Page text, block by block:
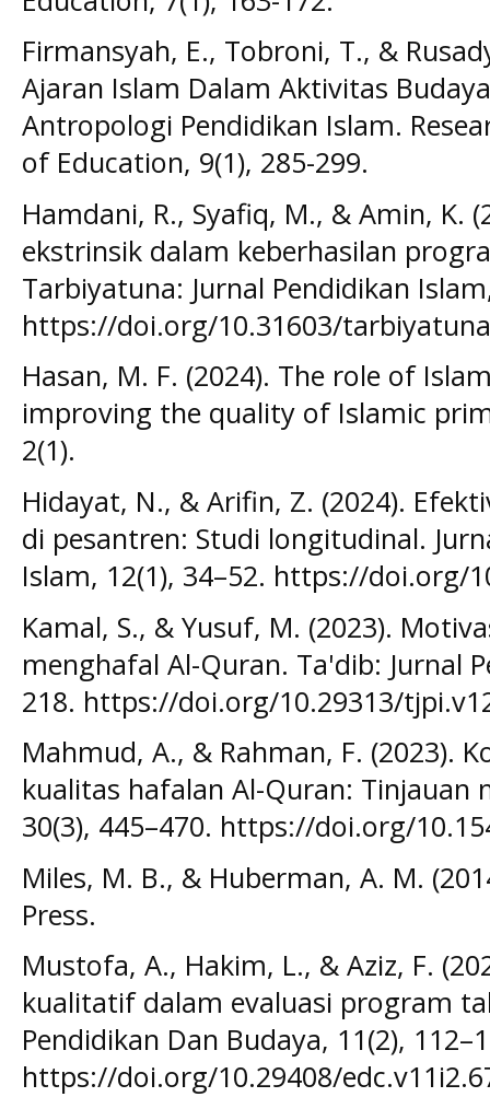
Firmansyah, E., Tobroni, T., &
Ajaran Islam Dalam Aktivitas
Antropologi Pendidikan Islam.
of Education, 9(1), 285-299.
Hamdani, R., Syafiq, M., & Amin, K.
ekstrinsik dalam keberhasilan
Tarbiyatuna: Jurnal Pendidikan
https://doi.org/10.31603/
Hasan, M. F. (2024). The role of
improving the quality of Islamic
2(1).
Hidayat, N., & Arifin, Z. (2024).
di pesantren: Studi longitudinal.
Islam, 12(1), 34–52. https://doi.org/
Kamal, S., & Yusuf, M. (2023).
menghafal Al-Quran. Ta'dib: Jurnal
218. https://doi.org/10.29313/
Mahmud, A., & Rahman, F. (2023).
kualitas hafalan Al-Quran:
30(3), 445–470. https://doi.org/
Miles, M. B., & Huberman, A. M.
Press.
Mustofa, A., Hakim, L., & Aziz, F.
kualitatif dalam evaluasi program
Pendidikan Dan Budaya, 11(2),
https://doi.org/10.29408/